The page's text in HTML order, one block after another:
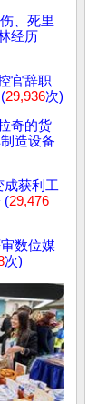
、死里
经历
官辞职
29,936次)
奇的货
造设备
成获利工
(29,476
数位媒
次)